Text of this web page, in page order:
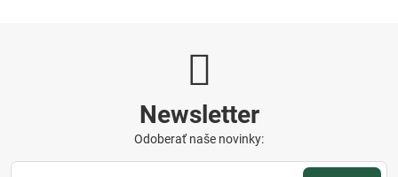
Newsletter
Odoberať naše novinky: